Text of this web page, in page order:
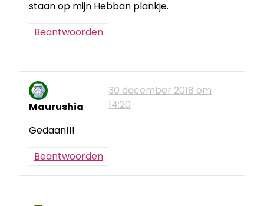
staan op mijn Hebban plankje.
Beantwoorden
Maurushia
30 december 2018 om
14:20
Gedaan!!!
Beantwoorden